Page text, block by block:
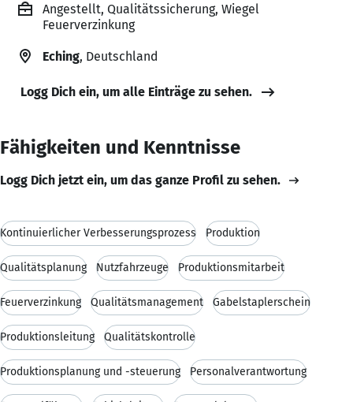
Angestellt, Qualitätssicherung, Wiegel
Feuerverzinkung
Eching, Deutschland
Logg Dich ein, um alle Einträge zu sehen.
Fähigkeiten und Kenntnisse
Logg Dich jetzt ein, um das ganze Profil zu sehen.
Kontinuierlicher Verbesserungsprozess Produktion
Qualitätsplanung Nutzfahrzeuge Produktionsmitarbeit
Feuerverzinkung Qualitätsmanagement Gabelstaplerschein
Produktionsleitung Qualitätskontrolle
Produktionsplanung und -steuerung Personalverantwortung